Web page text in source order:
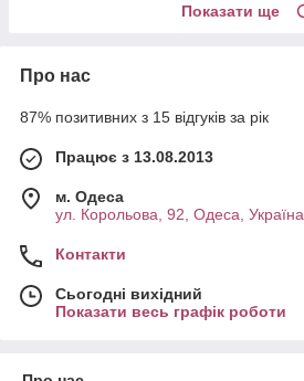
Показати ще
Про нас
87% позитивних з 15 відгуків за рік
Працює з 13.08.2013
м. Одеса
ул. Корольова, 92, Одеса, Україна
Контакти
Сьогодні вихідний
Показати весь графік роботи